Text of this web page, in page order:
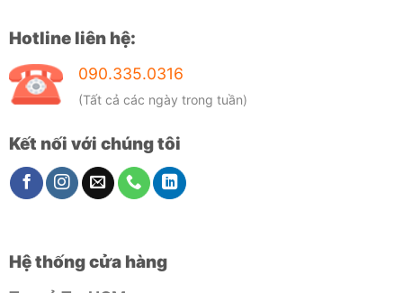
Hotline liên hệ:
090.335.0316
(Tất cả các ngày trong tuần)
Kết nối với chúng tôi
Hệ thống cửa hàng